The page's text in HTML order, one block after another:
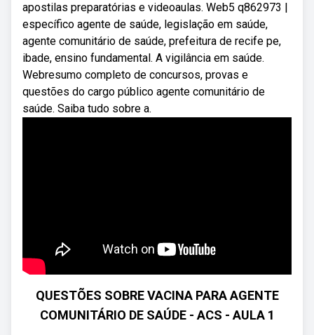
apostilas preparatórias e videoaulas. Web5 q862973 |
específico agente de saúde, legislação em saúde,
agente comunitário de saúde, prefeitura de recife pe,
ibade, ensino fundamental. A vigilância em saúde.
Webresumo completo de concursos, provas e
questões do cargo público agente comunitário de
saúde. Saiba tudo sobre a.
QUESTÕES SOBRE VACINA PARA AGENTE
COMUNITÁRIO DE SAÚDE - ACS - AULA 1